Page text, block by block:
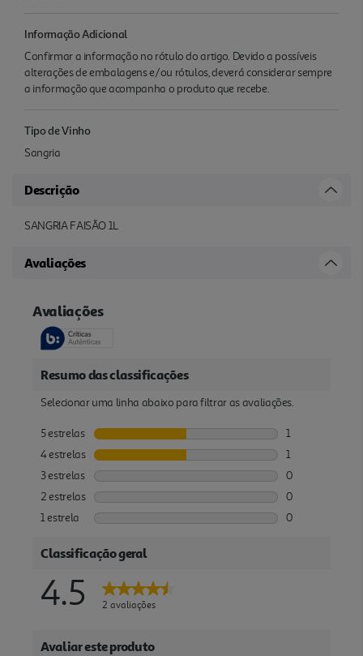
Informação Adicional
Confirmar a informação no rótulo do artigo. Devido a possíveis
alterações de embalagens e/ou rótulos, deverá considerar sempre
a informação que acompanha o produto que recebe.
Tipo de Vinho
Sangria
Descrição
SANGRIA FAISÃO 1L
Avaliações